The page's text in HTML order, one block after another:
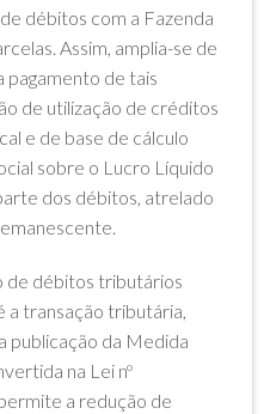
débitos com a Fazenda
Assim, amplia-se de
pagamento de tais
de utilização de créditos
e de base de cálculo
sobre o Lucro Líquido
dos débitos, atrelado
de débitos tributários
a transação tributária,
publicação da Medida
na Lei nº
a redução de